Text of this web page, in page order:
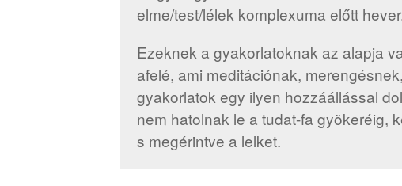
elme/test/lélek komplexuma előtt
Ezeknek a gyakorlatoknak az alapja
afelé, ami meditációnak,
gyakorlatok egy ilyen hozzáállással
nem hatolnak le a tudat-fa gyökeréig,
s megérintve a lelket.